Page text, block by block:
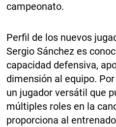
campeonato.
Perfil de los nuevos
Sergio Sánchez es
capacidad defensiva,
dimensión al equipo.
un jugador versátil que
múltiples roles en la
proporciona al